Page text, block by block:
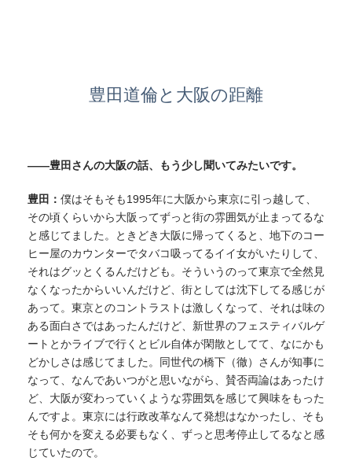
豊田道倫と大阪の距離
——豊田さんの大阪の話、もう少し聞いてみたいです。
豊田： 僕はそもそも1995年に大阪から東京に引っ越して、
その頃くらいから大阪ってずっと街の雰囲気が止まってるな
と感じてました。ときどき大阪に帰ってくると、地下のコー
ヒー屋のカウンターでタバコ吸ってるイイ女がいたりして、
それはグッとくるんだけども。そういうのって東京で全然見
なくなったからいいんだけど、街としては沈下してる感じが
あって。 東京とのコントラストは激しくなって、それは味の
ある面白さではあったんだけど、新世界のフェスティバルゲ
ートとかライブで行くとビル自体が閑散としてて、なにかも
どかしさは感じてました 。 同世代の橋下（徹）さんが知事に
なって、なんであいつがと思いながら、賛否両論はあったけ
ど、大阪が変わっていくような雰囲気を感じて興味をもった
んですよ。東京には行政改革なんて発想はなかったし、 そも
そも何かを変える必要もなく、ずっと 思考停止してるなと感
じていたので。